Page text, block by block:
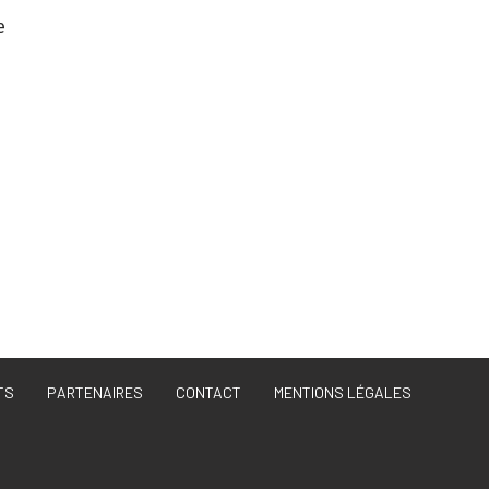
PARTENAIRES CONTACT MENTIONS LÉGALES